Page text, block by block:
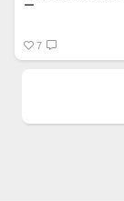
ー
#オメガ #シーマス
スター #250352
7